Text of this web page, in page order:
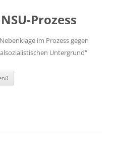
Prozess
im Prozess gegen
Untergrund"